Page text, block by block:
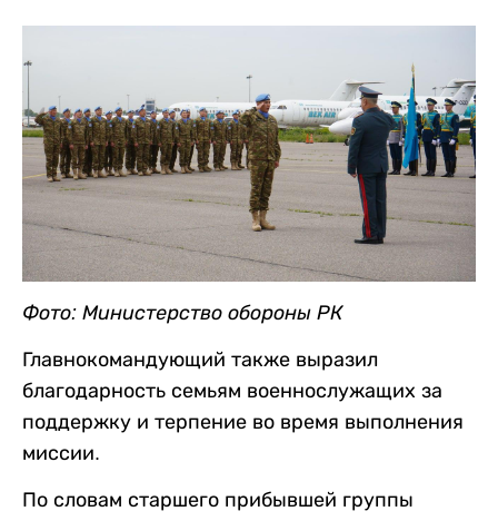
Фото: Министерство обороны РК
Главнокомандующий также выразил
благодарность семьям военнослужащих за
поддержку и терпение во время выполнения
миссии.
По словам старшего прибывшей группы